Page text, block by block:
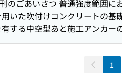
用いるバイオスティミュレー
のごあいさつ 普通強度範囲
いた吹付けコンクリートの
する中空型あと施工アンカ
部材と溶接された鋼製プレ
とした免震構造用積層ゴム支
み計測結果の分析 軟弱地盤1